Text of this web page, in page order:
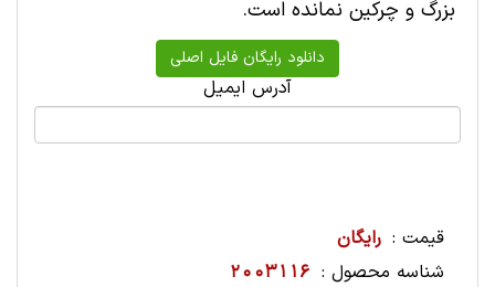
بزرگ و چركين نمانده است.
آدرس ایمیل
قیمت : رایگان
شناسه محصول : 2003116